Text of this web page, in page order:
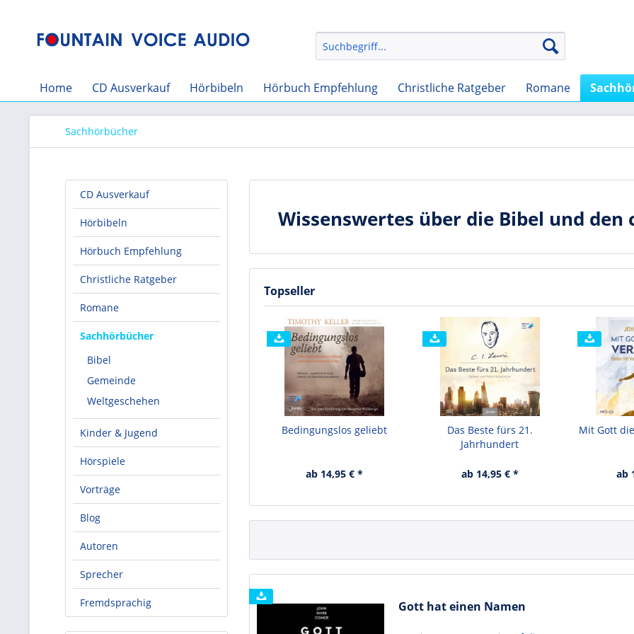
Home CD Ausverkauf Hörbibeln Hörbuch Empfehlung Christliche Ratgeber Romane
Sachhörbücher
CD Ausverkauf
Hörbibeln
Hörbuch Empfehlung
Christliche Ratgeber
Romane
Sachhörbücher
Bibel
Gemeinde
Weltgeschehen
Kinder & Jugend
Hörspiele
Vorträge
Blog
Autoren
Sprecher
Fremdsprachig
Wissenswertes über die Bibel und
Topseller
Bedingungslos geliebt
ab 14,95 € *
Das Beste fürs 21.
Jahrhundert
ab 14,95 € *
Mit Gott
ab
Gott hat einen Namen